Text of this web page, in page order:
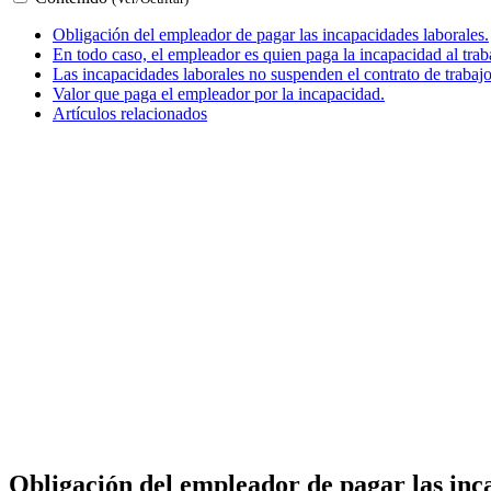
Obligación del empleador de pagar las incapacidades laborales.
En todo caso, el empleador es quien paga la incapacidad al
Las incapacidades laborales no suspenden el contrato de
Valor que paga el empleador por la incapacidad.
Artículos relacionados
Obligación del empleador de pagar las